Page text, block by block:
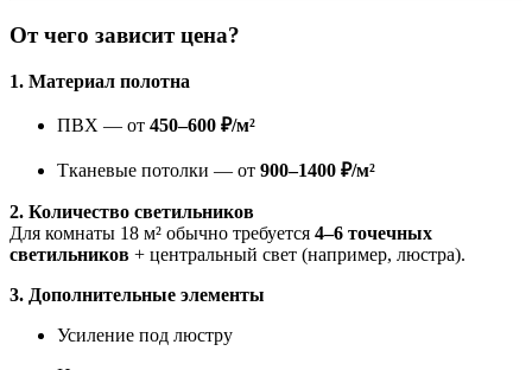
От чего зависит цена?
1. Материал полотна
ПВХ — от 450–600 ₽/м²
Тканевые потолки — от 900–1400 ₽/м²
2. Количество светильников
Для комнаты 18 м² обычно требуется 4–6 точечных
светильников + центральный свет (например, люстра).
3. Дополнительные элементы
Усиление под люстру